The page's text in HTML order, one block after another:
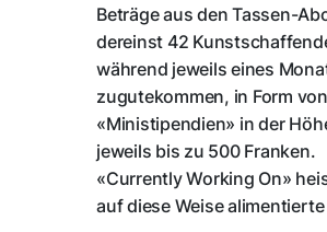
Beträge aus den Tassen-
dereinst 42
während jeweils eines
zugutekommen, in Form von
«Ministipendien» in der
jeweils bis zu 500 Franken.
«Currently Working On»
auf diese Weise